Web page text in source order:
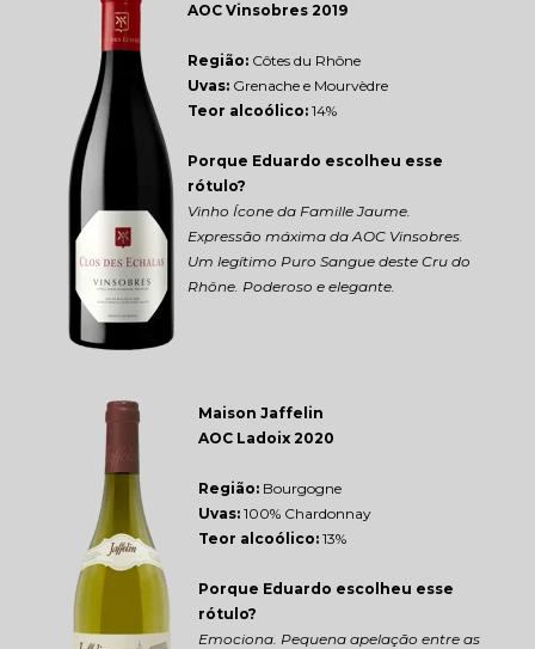
AOC Vinsobres 2019
Região: Côtes du Rhône
Uvas: Grenache e Mourvèdre
Teor alcoólico: 14%
Porque Eduardo escolheu esse
rótulo?
Vinho Ícone da Famille Jaume.
Expressão máxima da AOC Vinsobres.
Um legítimo Puro Sangue deste Cru do
Rhône. Poderoso e elegante.
Maison Jaffelin
AOC Ladoix 2020
Região: Bourgogne
Uvas: 100% Chardonnay
Teor alcoólico: 13%
Porque Eduardo escolheu esse
rótulo?
Emociona. Pequena apelação entre as